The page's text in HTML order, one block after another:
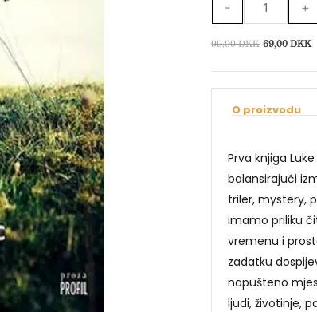
- +
99,00DKK Izvorna
99,00 DKK.
69,00DKK
O proizvodu
Prva knjiga
balansirajući
triler, mystery,
imamo priliku
vremenu i
zadatku
napušteno
ljudi, životinje,